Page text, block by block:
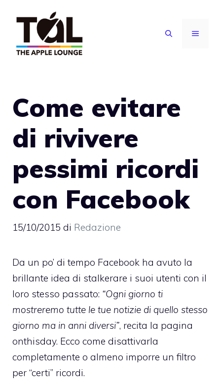
contenuto
MENU
Come evitare
di rivivere
pessimi ricordi
con Facebook
15/10/2015 di Redazione
Da un po’ di tempo Facebook ha avuto la
brillante idea di stalkerare i suoi utenti con il
loro stesso passato: “Ogni giorno ti
mostreremo tutte le tue notizie di quello stesso
giorno ma in anni diversi”, recita la pagina
onthisday. Ecco come disattivarla
completamente o almeno imporre un filtro
per “certi” ricordi.